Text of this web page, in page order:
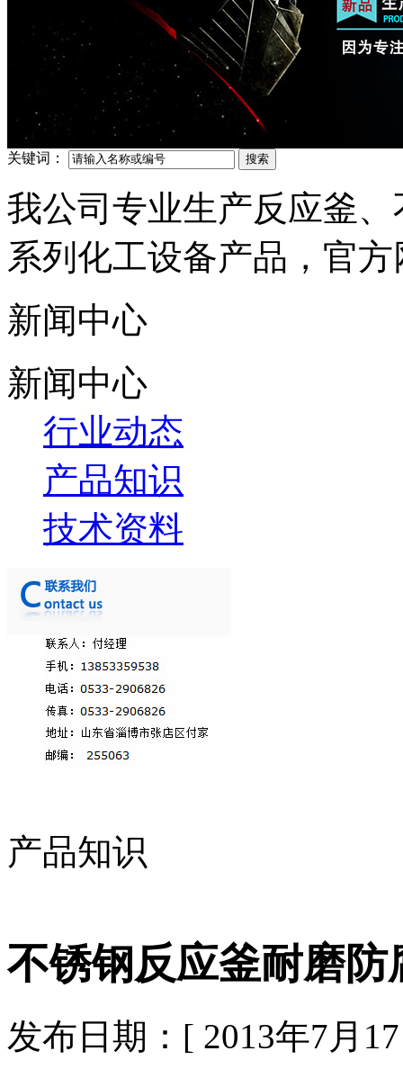
关键词：
我公司专业生产反应釜
系列化工设备产品，官
新闻中心
新闻中心
行业动态
产品知识
技术资料
产品知识
不锈钢反应釜耐磨
发布日期：[ 2013年7月